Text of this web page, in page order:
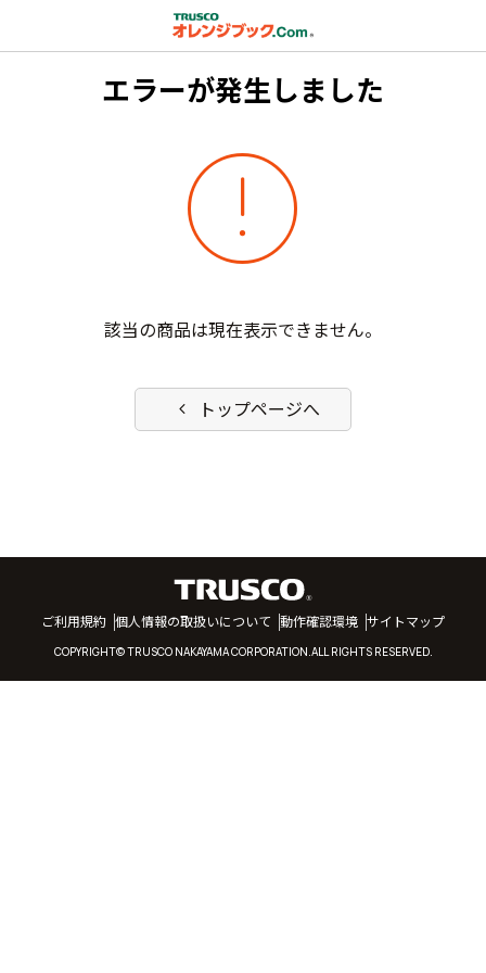
エラーが発生しました
error
該当の商品は現在表示できません。
chevron_left トップページへ
ご利用規約 個人情報の取扱いについて 動作確認環境 サイトマップ
COPYRIGHT© TRUSCO NAKAYAMA CORPORATION.ALL RIGHTS RESERVED.